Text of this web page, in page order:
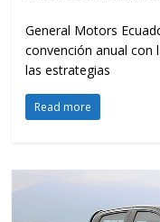
General Motors
convención anual con
las estrategias
Read more